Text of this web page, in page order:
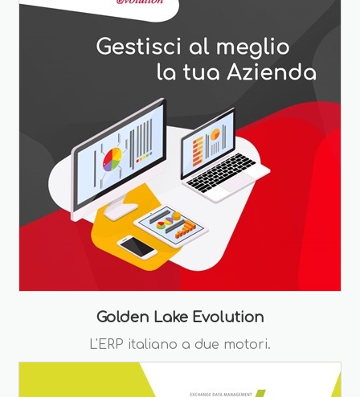
Golden Lake Evolution
L'ERP italiano a due motori.